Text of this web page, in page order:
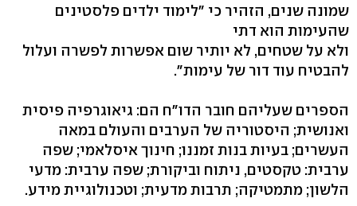
שמונה שנים, הזהיר כי "לימוד ילדים פלסטינים
שהעימות הוא דתי
ולא על שטחים, לא יותיר שום אפשרות לפשרה ועלול
להבטיח עוד דור של עימות".
הספרים שעליהם חובר הדו"ח הם: גיאוגרפיה פיסית
ואנושית; היסטוריה של הערבים והעולם במאה
העשרים; בעיות בנות זמננו; חינוך איסלאמי; שפה
ערבית: טקסטים, ניתוח וביקורת; שפה ערבית: מדעי
הלשון; מתמטיקה; תרבות מדעית; וטכנולוגיית מידע.